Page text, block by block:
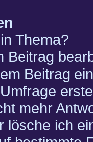
Thema?
Beitrag
Beitrag
mehr
lösche ich